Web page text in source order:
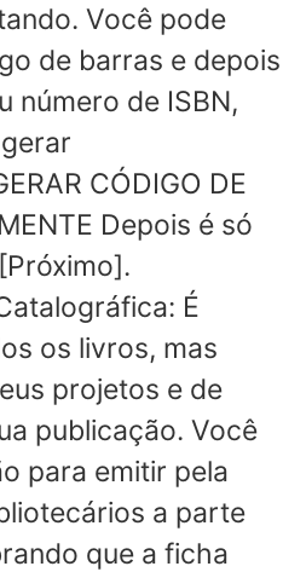
Você pode
de barras e depois
número de ISBN,
CÓDIGO DE
Depois é só
É
os livros, mas
projetos e de
publicação. Você
para emitir pela
a parte
que a ficha